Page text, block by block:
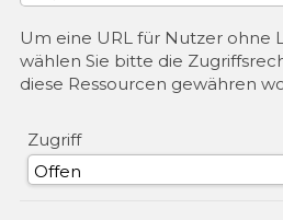
Um eine URL für Nutzer ohne
wählen Sie bitte die
diese Ressourcen gewähren
Zugriff